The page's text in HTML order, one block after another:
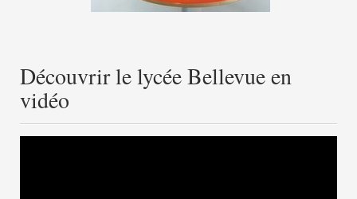
Découvrir le lycée Bellevue en
vidéo